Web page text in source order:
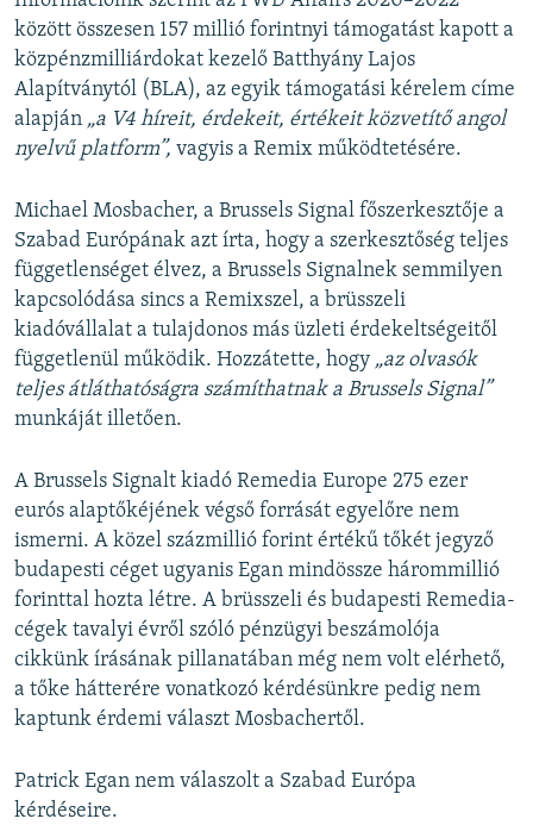
között összesen 157 millió forintnyi támogatást kapott a
közpénzmilliárdokat kezelő Batthyány Lajos
Alapítványtól (BLA), az egyik támogatási kérelem címe
alapján „a V4 híreit, érdekeit, értékeit közvetítő angol
nyelvű platform”, vagyis a Remix működtetésére.
Michael Mosbacher, a Brussels Signal főszerkesztője a
Szabad Európának azt írta, hogy a szerkesztőség teljes
függetlenséget élvez, a Brussels Signalnek semmilyen
kapcsolódása sincs a Remixszel, a brüsszeli
kiadóvállalat a tulajdonos más üzleti érdekeltségeitől
függetlenül működik. Hozzátette, hogy „az olvasók
teljes átláthatóságra számíthatnak a Brussels Signal”
munkáját illetően.
A Brussels Signalt kiadó Remedia Europe 275 ezer
eurós alaptőkéjének végső forrását egyelőre nem
ismerni. A közel százmillió forint értékű tőkét jegyző
budapesti céget ugyanis Egan mindössze hárommillió
forinttal hozta létre. A brüsszeli és budapesti Remedia-
cégek tavalyi évről szóló pénzügyi beszámolója
cikkünk írásának pillanatában még nem volt elérhető,
a tőke hátterére vonatkozó kérdésünkre pedig nem
kaptunk érdemi választ Mosbachertől.
Patrick Egan nem válaszolt a Szabad Európa
kérdéseire.